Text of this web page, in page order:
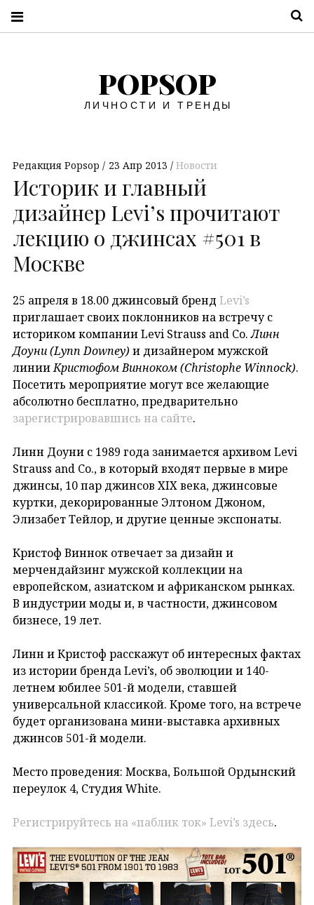
POPSOP
ЛИЧНОСТИ И ТРЕНДЫ
Редакция Popsop 23 Апр 2013 Новости
Историк и главный
дизайнер Levi’s прочитают
лекцию о джинсах #501 в
Москве
25 апреля в 18.00 джинсовый бренд Levi’s
приглашает своих поклонников на встречу с
историком компании Levi Strauss and Co.Линн
Доуни (Lynn Downey) и дизайнером мужской
линииКристофом Винноком (Christophe Winnock).
Посетить мероприятие могут все желающие
абсолютно бесплатно, предварительно
зарегистрировавшись на сайте.
Линн Доуни с 1989 года занимается архивом Levi
Strauss and Co., в который входят первые в мире
джинсы, 10 пар джинсов XIX века, джинсовые
куртки, декорированные Элтоном Джоном,
Элизабет Тейлор, и другие ценные экспонаты.
Кристоф Виннок отвечает за дизайн и
мерчендайзинг мужской коллекции на
европейском, азиатском и африканском рынках.
В индустрии моды и, в частности, джинсовом
бизнесе, 19 лет.
Линн и Кристоф расскажут об интересных фактах
из истории бренда Levi’s, об эволюции и 140-
летнем юбилее 501-й модели, ставшей
универсальной классикой. Кроме того, на встрече
будет организована мини-выставка архивных
джинсов 501-й модели.
Место проведения: Москва, Большой Ордынский
переулок 4, Студия White.
Регистрируйтесь на «паблик ток» Levi’s здесь.